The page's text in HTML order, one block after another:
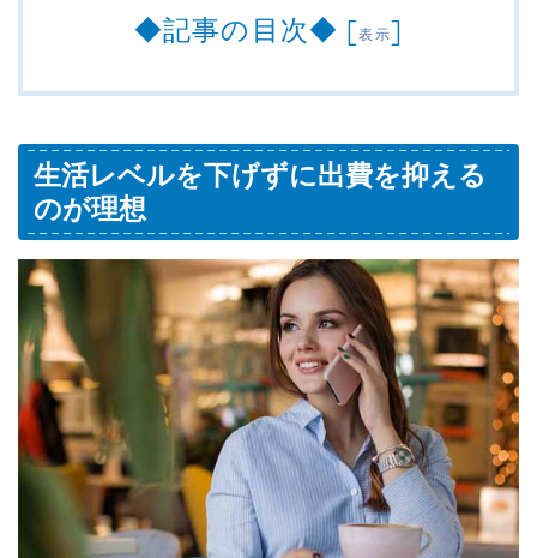
◆記事の目次◆ [表示]
生活レベルを下げずに出費を抑える
のが理想